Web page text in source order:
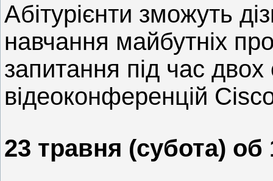
Абітурієнти зможуть
навчання майбутніх
запитання під час двох
відеоконференцій
23 травня (субота) об